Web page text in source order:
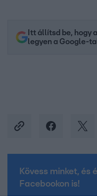
Itt állítsd be, hogy
legyen a Google-
Kövess minket, és
Facebookon is!